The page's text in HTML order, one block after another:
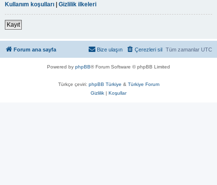
Kullanım koşulları | Gizlilik ilkeleri
Kayıt
Forum ana sayfa Tüm zamanlar UTC
Çerezleri sil
Bize ulaşın
Powered by phpBB® Forum Software © phpBB Limited
Türkçe çeviri: phpBB Türkiye & Türkiye Forum
Gizlilik | Koşullar